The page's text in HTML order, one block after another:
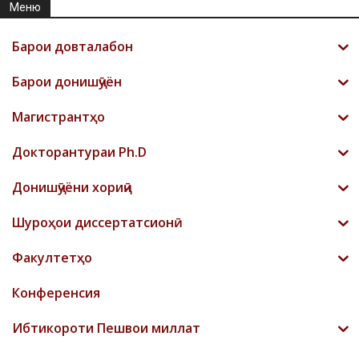
Меню
Барои довталабон
Барои донишҷӯён
Магистрантҳо
Докторантураи Ph.D
Донишҷӯёни хориҷӣ
Шyроҳои диссертатсионӣ
Факултетҳо
Конференсия
Ибтикороти Пешвои миллат